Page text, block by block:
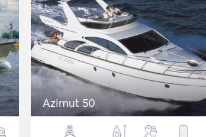
Azimut 50